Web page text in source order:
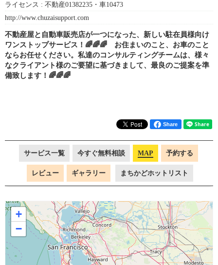
ライセンス : 不動産01382235・車10473
http://www.chuzaisupport.com
不動産屋と自動車販売店が一つになった、新しい駐在員様向け
ワンストップサービス！🌈🌈🌈 お住まいのこと、お車のこと
ならお任せください。私達のコンサルティングチームは、様々
なクライアント様のご要望に基づきまして、最良のご提案を準
備致します！🌈🌈🌈
Share
サービス一覧 今すぐ無料相談 MAP 予約する
レビュー ギャラリー まちかどホットリスト
+
−